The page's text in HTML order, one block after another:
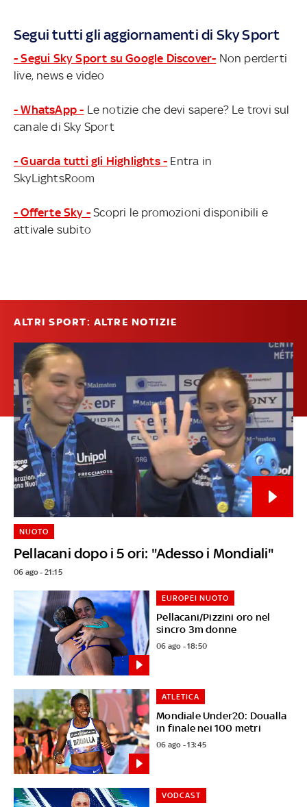
Segui tutti gli aggiornamenti di Sky Sport
- Segui Sky Sport su Google Discover- Non perderti
live, news e video
- WhatsApp - Le notizie che devi sapere? Le trovi sul
canale di Sky Sport
- Guarda tutti gli Highlights - Entra in
SkyLightsRoom
- Offerte Sky - Scopri le promozioni disponibili e
attivale subito
ALTRI SPORT: ALTRE NOTIZIE
Pellacani dopo i 5 ori: "Adesso i Mondiali"
NUOTO
06 ago - 21:15
Pellacani/Pizzini oro nel
sincro 3m donne
EUROPEI NUOTO
06 ago - 18:50
Mondiale Under20: Doualla
in finale nei 100 metri
ATLETICA
06 ago - 13:45
VODCAST